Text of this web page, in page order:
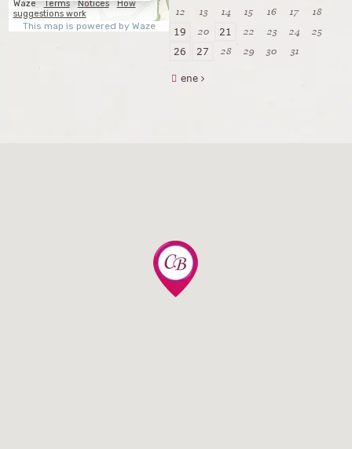
12
13 14 15 16 17 18
19 20 21 22 23 24 25
26 27 28 29 30 31
ene